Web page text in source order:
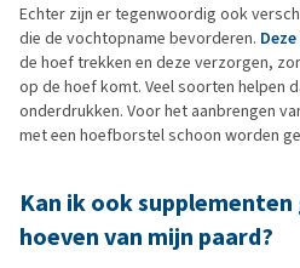
Echter zijn er tegenwoordig ook
die de vochtopname bevorderen.
de hoef trekken en deze verzorgen,
op de hoef komt. Veel soorten helpen
onderdrukken. Voor het aanbrengen
met een hoefborstel schoon worden
Kan ik ook
hoeven van mijn paard?